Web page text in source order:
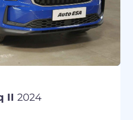
II 2024